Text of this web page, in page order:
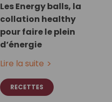
Les Energy balls, la
collation healthy
pour faire le plein
d’énergie
Lire la suite
RECETTES